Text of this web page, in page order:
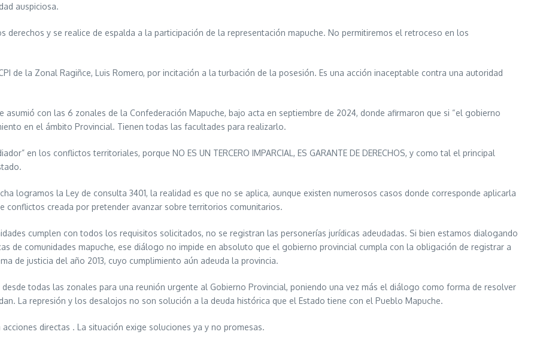
auspiciosa.
derechos y se realice de espalda a la participación de la representación mapuche. No permitiremos el retroceso en los
de la Zonal Ragiñce, Luis Romero, por incitación a la turbación de la posesión. Es una acción inaceptable contra una autoridad
con las 6 zonales de la Confederación Mapuche, bajo acta en septiembre de 2024, donde afirmaron que si “el gobierno
en el ámbito Provincial. Tienen todas las facultades para realizarlo.
en los conflictos territoriales, porque NO ES UN TERCERO IMPARCIAL, ES GARANTE DE DERECHOS, y como tal el principal
logramos la Ley de consulta 3401, la realidad es que no se aplica, aunque existen numerosos casos donde corresponde aplicarla
conflictos creada por pretender avanzar sobre territorios comunitarios.
cumplen con todos los requisitos solicitados, no se registran las personerías jurídicas adeudadas. Si bien estamos dialogando
de comunidades mapuche, ese diálogo no impide en absoluto que el gobierno provincial cumpla con la obligación de registrar a
de justicia del año 2013, cuyo cumplimiento aún adeuda la provincia.
todas las zonales para una reunión urgente al Gobierno Provincial, poniendo una vez más el diálogo como forma de resolver
La represión y los desalojos no son solución a la deuda histórica que el Estado tiene con el Pueblo Mapuche.
directas . La situación exige soluciones ya y no promesas.